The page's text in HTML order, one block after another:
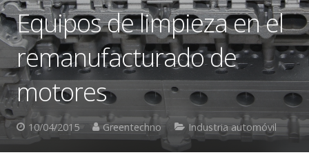
Multimedia
Blog
Contacto
Financiación
Equipos de limpieza en el
remanufacturado de
motores
10/04/2015 Greentechno Industria automóvil